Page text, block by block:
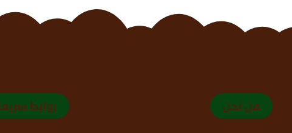
من نحن روابط